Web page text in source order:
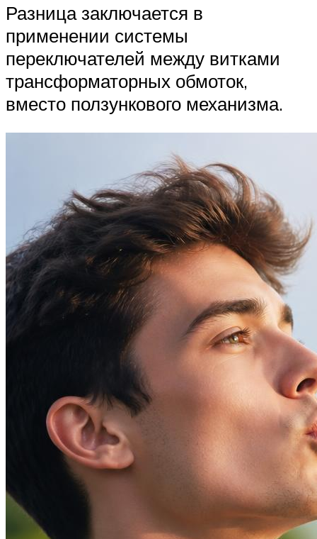
Разница заключается в
применении системы
переключателей между витками
трансформаторных обмоток,
вместо ползункового механизма.